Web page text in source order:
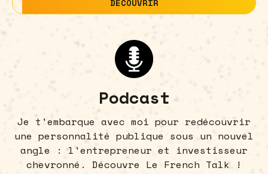
DÉCOUVRIR
Podcast
Je t'embarque avec moi pour redécouvrir
une personnalité publique sous un nouvel
angle : l'entrepreneur et investisseur
chevronné. Découvre Le French Talk !